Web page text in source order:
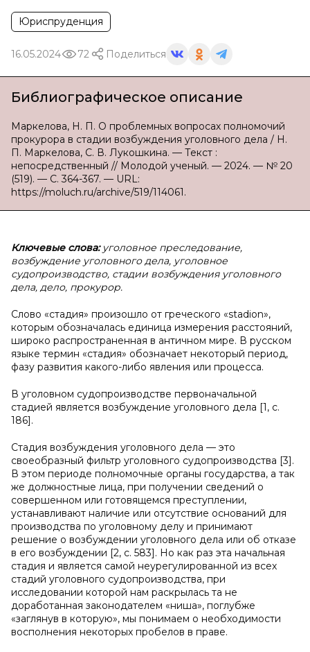
Юриспруденция
16.05.2024 72 Поделиться
Библиографическое описание
Маркелова, Н. П. О проблемных вопросах полномочий
прокурора в стадии возбуждения уголовного дела / Н.
П. Маркелова, С. В. Лукошкина. — Текст :
непосредственный // Молодой ученый. — 2024. — № 20
(519). — С. 364-367. — URL:
https://moluch.ru/archive/519/114061.
Ключевые слова: уголовное преследование,
возбуждение уголовного дела, уголовное
судопроизводство, стадии возбуждения уголовного
дела, дело, прокурор.
Слово «стадия» произошло от греческого «stadion»,
которым обозначалась единица измерения расстояний,
широко распространенная в античном мире. В русском
языке термин «стадия» обозначает некоторый период,
фазу развития какого-либо явления или процесса.
В уголовном судопроизводстве первоначальной
стадией является возбуждение уголовного дела [1, с.
186].
Стадия возбуждения уголовного дела — это
своеобразный фильтр уголовного судопроизводства [3].
В этом периоде полномочные органы государства, а так
же должностные лица, при получении сведений о
совершенном или готовящемся преступлении,
устанавливают наличие или отсутствие оснований для
производства по уголовному делу и принимают
решение о возбуждении уголовного дела или об отказе
в его возбуждении [2, с. 583]. Но как раз эта начальная
стадия и является самой неурегулированной из всех
стадий уголовного судопроизводства, при
исследовании которой нам раскрылась та не
доработанная законодателем «ниша», поглубже
«заглянув в которую», мы понимаем о необходимости
восполнения некоторых пробелов в праве.